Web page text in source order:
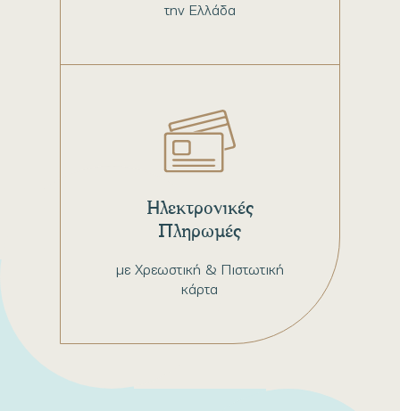
την Ελλάδα
με Χρεωστική & Πιστωτική
κάρτα
Ηλεκτρονικές
Πληρωμές